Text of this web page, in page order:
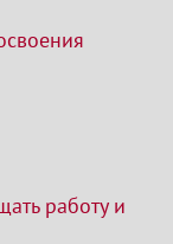
работу и